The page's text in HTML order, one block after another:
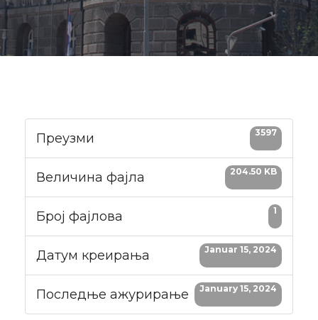
Преузми 3597
Величина фајла 204.50 KB
Број фајлова 1
Датум креирања Januar 15, 2024
Последње ажурирање January 15, 2024